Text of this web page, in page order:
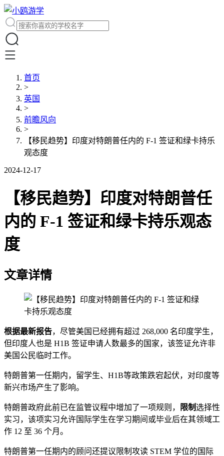
首页
>
英国
>
前瞻风向
>
【移民趋势】印度对特朗普任内的 F-1 签证和绿卡持乐
观态度
2024-12-17
【移民趋势】印度对特朗普任
内的 F-1 签证和绿卡持乐观态
度
文章详情
根据最新报告，尽管美国已经拥有超过 268,000 名印度学生，
但印度人也是 H1B 签证申请人数最多的国家，该签证允许非
美国公民临时工作。
特朗普第一任期内，留学生、H1B等政策跌宕起伏，对印度等
新兴市场产生了影响。
特朗普政府此前已在监管议程中增加了一项规则， 限制选择性
实习，该项实习允许国际学生在学习期间或毕业后在其领域工
作 12 至 36 个月。
特朗普第一任期内的顾问还提议限制攻读 STEM 学位的国际